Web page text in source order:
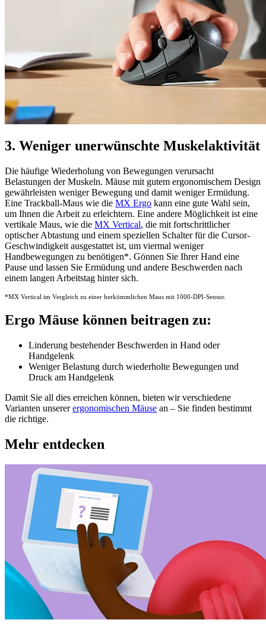
3. Weniger unerwünschte Muskelaktivität
Die häufige Wiederholung von Bewegungen verursacht
Belastungen der Muskeln. Mäuse mit gutem ergonomischem Design
gewährleisten weniger Bewegung und damit weniger Ermüdung.
Eine Trackball-Maus wie die MX Ergo kann eine gute Wahl sein,
um Ihnen die Arbeit zu erleichtern. Eine andere Möglichkeit ist eine
vertikale Maus, wie die MX Vertical, die mit fortschrittlicher
optischer Abtastung und einem speziellen Schalter für die Cursor-
Geschwindigkeit ausgestattet ist, um viermal weniger
Handbewegungen zu benötigen*. Gönnen Sie Ihrer Hand eine
Pause und lassen Sie Ermüdung und andere Beschwerden nach
einem langen Arbeitstag hinter sich.
*MX Vertical im Vergleich zu einer herkömmlichen Maus mit 1000-DPI-Sensor.
Ergo Mäuse können beitragen zu:
Linderung bestehender Beschwerden in Hand oder
Handgelenk
Weniger Belastung durch wiederholte Bewegungen und
Druck am Handgelenk
Damit Sie all dies erreichen können, bieten wir verschiedene
Varianten unsererergonomischen Mäuse an – Sie finden bestimmt
die richtige.
Mehr entdecken